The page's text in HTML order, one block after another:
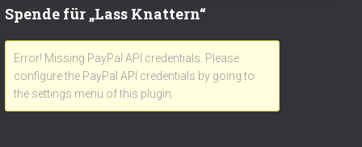
Spende für „Lass Knattern“
Error! Missing PayPal API credentials. Please
configure the PayPal API credentials by going to
the settings menu of this plugin.